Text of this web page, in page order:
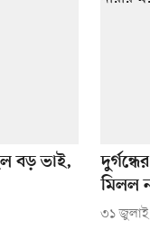
বড় ভাই,
মিলল
৩১